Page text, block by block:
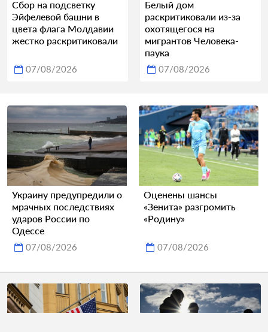
Сбор на подсветку
Эйфелевой башни в
цвета флага Молдавии
жестко раскритиковали
07/08/2026
Белый дом
раскритиковали из-за
охотящегося на
мигрантов Человека-
паука
07/08/2026
Украину предупредили о
мрачных последствиях
ударов России по
Одессе
07/08/2026
Оценены шансы
«Зенита» разгромить
«Родину»
07/08/2026